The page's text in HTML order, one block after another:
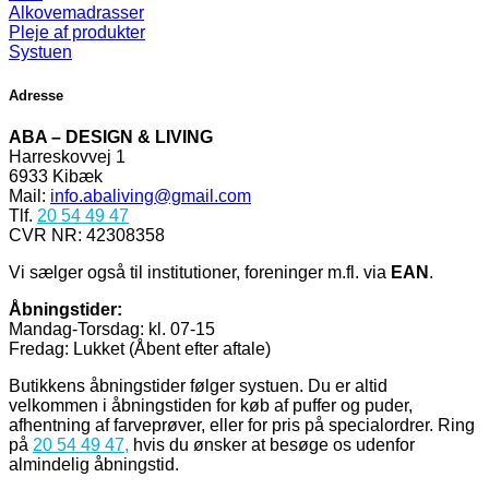
Alkovemadrasser
Pleje af produkter
Systuen
Adresse
ABA – DESIGN & LIVING
Harreskovvej 1
6933 Kibæk
Mail: info.abaliving@gmail.com
Tlf. 20 54 49 47
CVR NR: 42308358
Vi sælger også til institutioner, foreninger m.fl. via EAN .
Åbningstider:
Mandag-Torsdag: kl. 07-15
Fredag: Lukket (Åbent efter aftale)
Butikkens åbningstider følger systuen. Du er altid
velkommen i åbningstiden for køb af puffer og puder,
afhentning af farveprøver, eller for pris på specialordrer. Ring
på 20 54 49 47, hvis du ønsker at besøge os udenfor
almindelig åbningstid.